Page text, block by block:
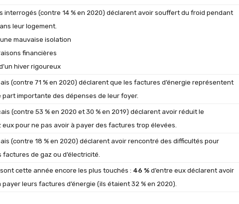
interrogés (contre 14 % en 2020) déclarent avoir souffert du froid pendant
leur logement.
mauvaise isolation
financières
hiver rigoureux
(contre 71 % en 2020) déclarent que les factures d’énergie représentent
part importante des dépenses de leur foyer.
(contre 53 % en 2020 et 30 % en 2019) déclarent avoir réduit le
pour ne pas avoir à payer des factures trop élevées.
(contre 18 % en 2020) déclarent avoir rencontré des difficultés pour
de gaz ou d’électricité.
sont cette année encore les plus touchés : 46 % d’entre eux déclarent avoir
leurs factures d’énergie (ils étaient 32 % en 2020).